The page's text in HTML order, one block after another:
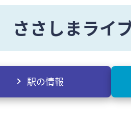
ささしまライ
駅の情報